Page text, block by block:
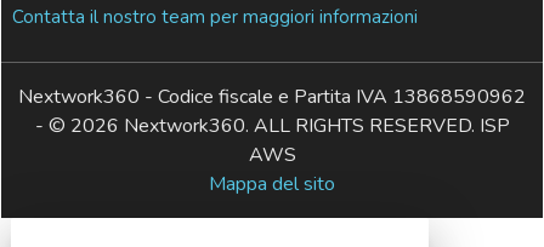
Contatta il nostro team per maggiori informazioni
Nextwork360 - Codice fiscale e Partita IVA 13868590962
- © 2026 Nextwork360. ALL RIGHTS RESERVED. ISP
AWS
Mappa del sito